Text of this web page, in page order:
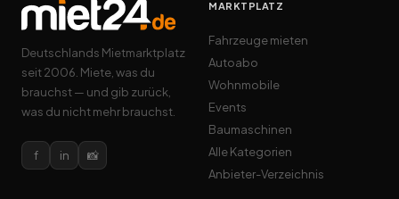
Deutschlands Mietmarktplatz
seit 2006. Miete, was du
brauchst — und gib zurück,
was du nicht mehr brauchst.
f in 📸
MARKTPLATZ
Fahrzeuge mieten
Autoabo
Wohnmobile
Events
Baumaschinen
Alle Kategorien
Anbieter-Verzeichnis